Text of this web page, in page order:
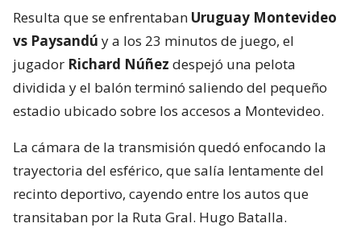
Resulta que se enfrentaban Uruguay Montevideo
vs Paysandú y a los 23 minutos de juego, el
jugador Richard Núñez despejó una pelota
dividida y el balón terminó saliendo del pequeño
estadio ubicado sobre los accesos a Montevideo.
La cámara de la transmisión quedó enfocando la
trayectoria del esférico, que salía lentamente del
recinto deportivo, cayendo entre los autos que
transitaban por la Ruta Gral. Hugo Batalla.